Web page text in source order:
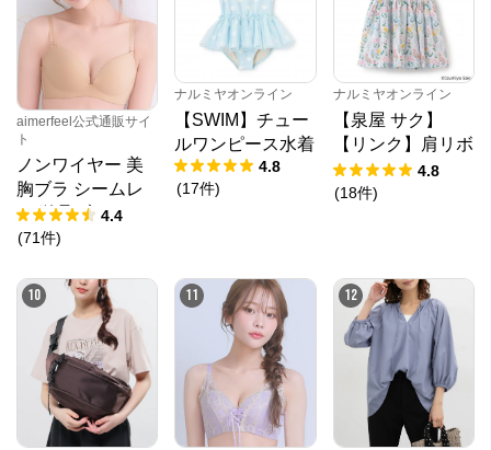
aimerfeel公式通販サイ
ト
ノンワイヤー 美
胸ブラ シームレ
ス 単品ブラジャ
ー
4.4
(71件)
ナルミヤオンライン
【SWIM】チュー
ルワンピース水着
4.8
(17件)
ナルミヤオンライン
【泉屋 サク】
【リンク】肩リボ
ンフラワーキャッ
トワンピース
4.8
(18件)
10 11 12